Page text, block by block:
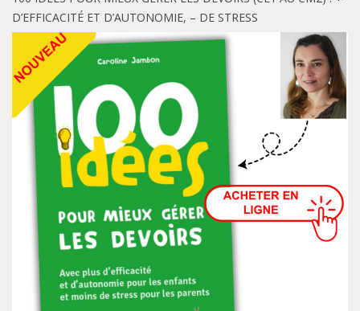
D’EFFICACITÉ ET D’AUTONOMIE, – DE STRESS